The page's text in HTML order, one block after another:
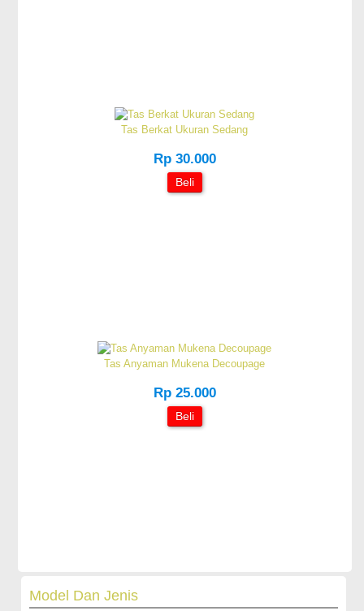
Tas Berkat Ukuran Sedang
Rp 30.000
Beli
Tas Anyaman Mukena Decoupage
Rp 25.000
Beli
Model Dan Jenis